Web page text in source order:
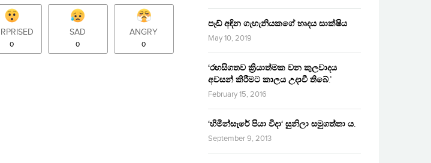
0
SAD
0
ANGRY
0
පෑඩ් අඳින ගැහැනියකගේ හෘදය සාක්ෂිය
May 10, 2019
‘රහසිගතව ක්‍රියාත්මක වන කුලවාදය
අවසන් කිරීමට කාලය උදාවී තිබේ.’
February 15, 2016
‘හිමින්සැරේ පියා විදා‘ සුනිලා සමුගත්තා ය.
September 9, 2013